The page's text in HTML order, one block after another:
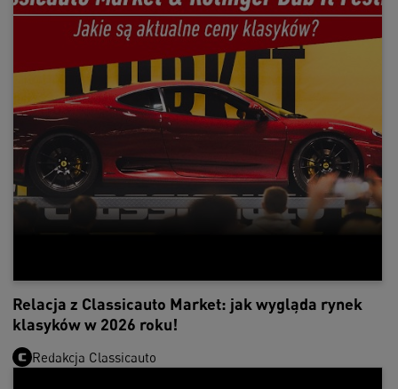
Relacja z Classicauto Market: jak wygląda rynek
klasyków w 2026 roku!
Redakcja Classicauto